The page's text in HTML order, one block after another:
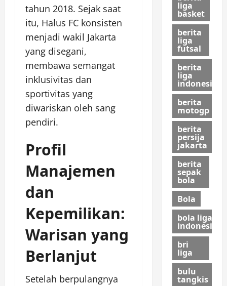
tahun 2018. Sejak saat
itu, Halus FC konsisten
menjadi wakil Jakarta
yang disegani,
membawa semangat
inklusivitas dan
sportivitas yang
diwariskan oleh sang
pendiri.
Profil
Manajemen
dan
Kepemilikan:
Warisan yang
Berlanjut
Setelah berpulangnya
liga
basket
berita
liga
futsal
berita
liga
indonesia
berita
motogp
berita
persija
jakarta
berita
sepak
bola
Bola
bola liga
indonesia
bri
liga
bulu
tangkis